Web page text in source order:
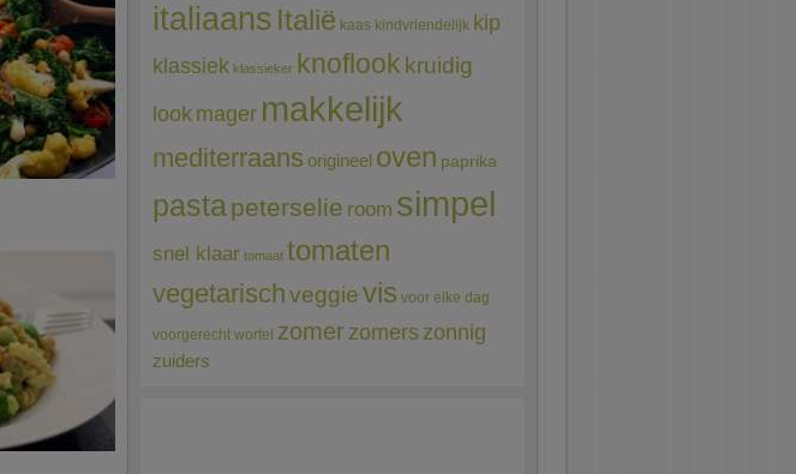
italiaans Italië kaas kindvriendelijk kip
klassiek klassieker knoflook kruidig
look mager makkelijk
mediterraans origineel oven paprika
pastapeterselie room simpel
snel klaar tomaat tomaten
vegetarischveggievis voor elke dag
voorgerecht wortel zomerzomerszonnig
zuiders